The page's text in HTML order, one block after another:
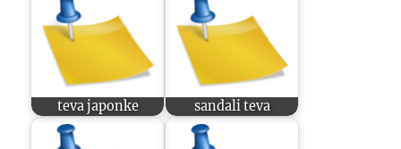
teva japonke sandali teva